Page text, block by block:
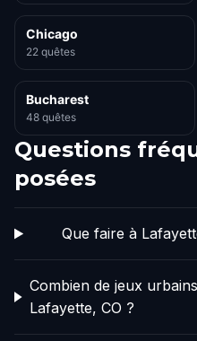
Chicago
22 quêtes
Bucharest
48 quêtes
Questions
posées
Que faire à
Combien de jeux
Lafayette, CO ?